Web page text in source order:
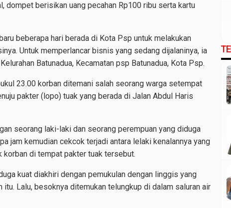
dompet berisikan uang pecahan Rp100 ribu serta kartu
beberapa hari berada di Kota Psp untuk melakukan
Untuk memperlancar bisnis yang sedang dijalaninya, ia
Batunadua, Kecamatan psp Batunadua, Kota Psp.
23.00 korban ditemani salah seorang warga setempat
pakter (lopo) tuak yang berada di Jalan Abdul Haris
seorang laki-laki dan seorang perempuan yang diduga
jam kemudian cekcok terjadi antara lelaki kenalannya yang
korban di tempat pakter tuak tersebut.
kuat diakhiri dengan pemukulan dengan linggis yang
Lalu, besoknya ditemukan telungkup di dalam saluran air